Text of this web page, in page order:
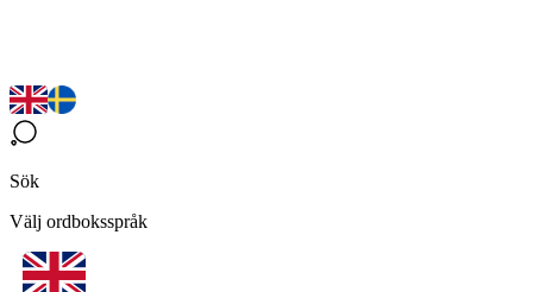
Sök
Välj ordboksspråk